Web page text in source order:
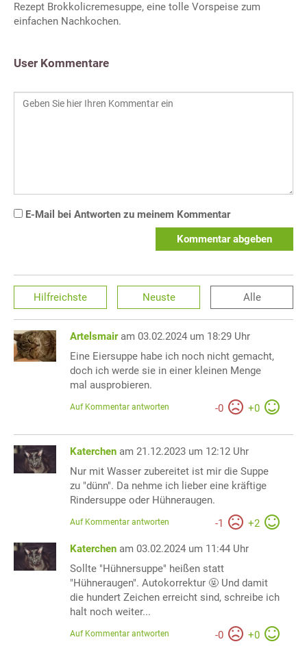
Rezept Brokkolicremesuppe, eine tolle Vorspeise zum
einfachen Nachkochen.
User Kommentare
E-Mail bei Antworten zu meinem Kommentar
Kommentar abgeben
Hilfreichste Neuste Alle
Artelsmair am 03.02.2024 um 18:29 Uhr
Eine Eiersuppe habe ich noch nicht gemacht,
doch ich werde sie in einer kleinen Menge
mal ausprobieren.
-0 +0
Auf Kommentar antworten
Katerchen am 21.12.2023 um 12:12 Uhr
Nur mit Wasser zubereitet ist mir die Suppe
zu "dünn". Da nehme ich lieber eine kräftige
Rindersuppe oder Hühneraugen.
-1 +2
Auf Kommentar antworten
Katerchen am 03.02.2024 um 11:44 Uhr
Sollte "Hühnersuppe" heißen statt
"Hühneraugen". Autokorrektur 🤬 Und damit
die hundert Zeichen erreicht sind, schreibe ich
halt noch weiter...
-0 +0
Auf Kommentar antworten